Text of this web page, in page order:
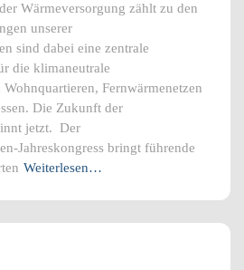
Wärmeversorgung zählt zu den
unserer
sind dabei eine zentrale
die klimaneutrale
Fernwärmenetzen
Die Zukunft der
jetzt. Der
Jahreskongress bringt führende
Weiterlesen…